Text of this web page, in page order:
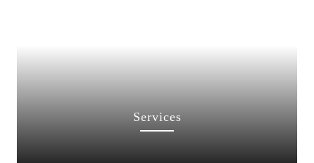
Services